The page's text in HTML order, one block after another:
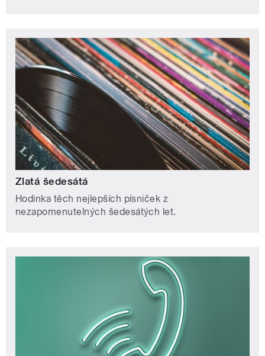
Zlatá šedesátá
Hodinka těch nejlepších písniček z
nezapomenutelných šedesátých let.